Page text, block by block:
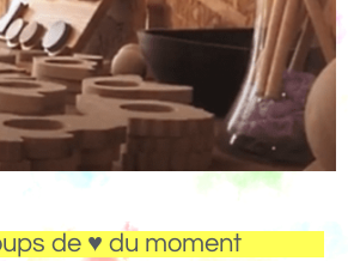
de ♥ du moment